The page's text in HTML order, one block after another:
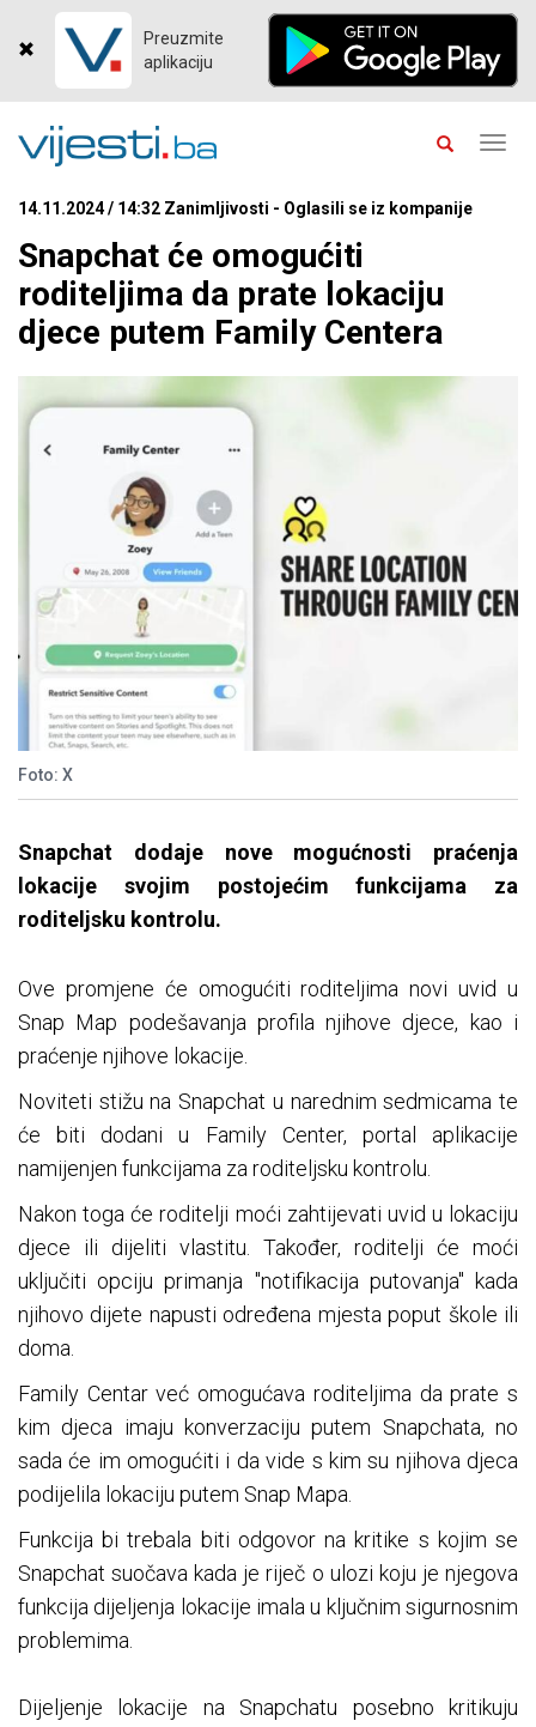
Preuzmite
aplikaciju
14.11.2024 / 14:32 Zanimljivosti - Oglasili se iz kompanije
Snapchat će omogućiti
roditeljima da prate lokaciju
djece putem Family Centera
Foto: X
Snapchat dodaje nove mogućnosti praćenja
lokacije svojim postojećim funkcijama za
roditeljsku kontrolu.
Ove promjene će omogućiti roditeljima novi uvid u
Snap Map podešavanja profila njihove djece, kao i
praćenje njihove lokacije.
Noviteti stižu na Snapchat u narednim sedmicama te
će biti dodani u Family Center, portal aplikacije
namijenjen funkcijama za roditeljsku kontrolu.
Nakon toga će roditelji moći zahtijevati uvid u lokaciju
djece ili dijeliti vlastitu. Također, roditelji će moći
uključiti opciju primanja "notifikacija putovanja" kada
njihovo dijete napusti određena mjesta poput škole ili
doma.
Family Centar već omogućava roditeljima da prate s
kim djeca imaju konverzaciju putem Snapchata, no
sada će im omogućiti i da vide s kim su njihova djeca
podijelila lokaciju putem Snap Mapa.
Funkcija bi trebala biti odgovor na kritike s kojim se
Snapchat suočava kada je riječ o ulozi koju je njegova
funkcija dijeljenja lokacije imala u ključnim sigurnosnim
problemima.
Dijeljenje lokacije na Snapchatu posebno kritikuju